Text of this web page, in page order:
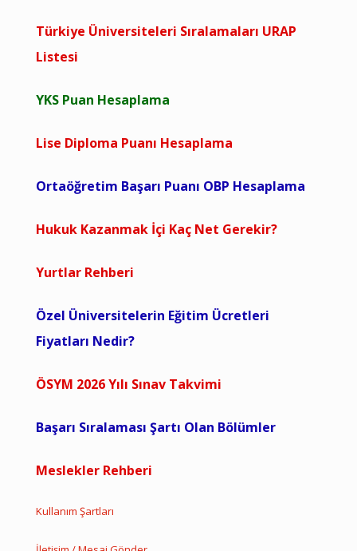
Türkiye Üniversiteleri Sıralamaları URAP
Listesi
YKS Puan Hesaplama
Lise Diploma Puanı Hesaplama
Ortaöğretim Başarı Puanı OBP Hesaplama
Hukuk Kazanmak İçi Kaç Net Gerekir?
Yurtlar Rehberi
Özel Üniversitelerin Eğitim Ücretleri
Fiyatları Nedir?
ÖSYM 2026 Yılı Sınav Takvimi
Başarı Sıralaması Şartı Olan Bölümler
Meslekler Rehberi
Kullanım Şartları